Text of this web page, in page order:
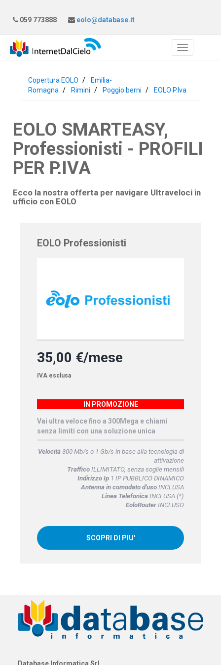
059 773888 eolo@database.it
Copertura EOLO
Emilia-
Romagna
Rimini Poggio berni EOLO P.Iva
EOLO SMARTEASY,
Professionisti - PROFILI
PER P.IVA
Ecco la nostra offerta per navigare Ultraveloci in
ufficio con EOLO
EOLO Professionisti
35,00 €/mese
IVA esclusa
IN PROMOZIONE
Vai ultra veloce fino a 300Mega e chiami
senza limiti con una soluzione unica
Velocità300 Mb/s o 1 Gb/s in base alla tecnologia di
attivazione
TrafficoILLIMITATO, senza soglie mensili
Indirizzo Ip1 IP PUBBLICO DINAMICO
Antenna in comodato d'usoINCLUSA
Linea TelefonicaINCLUSA (*)
EoloRouterINCLUSO
SCOPRI DI PIU'